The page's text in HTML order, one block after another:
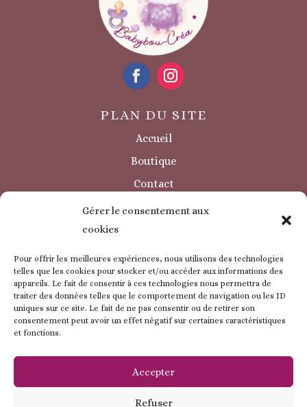
Gérer le consentement aux
cookies
Pour offrir les meilleures expériences, nous utilisons des technologies
telles que les cookies pour stocker et/ou accéder aux informations des
appareils. Le fait de consentir à ces technologies nous permettra de
traiter des données telles que le comportement de navigation ou les ID
uniques sur ce site. Le fait de ne pas consentir ou de retirer son
consentement peut avoir un effet négatif sur certaines caractéristiques
et fonctions.
Accepter
Refuser
PLAN DU SITE
Accueil
Boutique
Contact
Sécurité / à savoir
INFORMATIONS LÉGALES
Politique de confidentialité
Politique de cookie
CGV
Mon compte